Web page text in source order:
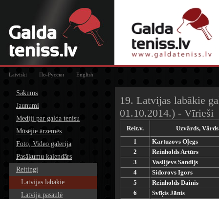
Latviski По-Русски English
Sākums
Jaunumi
Mediji par galda tenisu
Mūsējie ārzemēs
Foto, Video galerija
Pasākumu kalendārs
Reitingi
Latvijas labākie
Latvija pasaulē
19. Latvijas labākie
01.10.2014.) - Vīrieši
Reit.v.
Uzvārds, Vārds
1
Kartuzovs Oļegs
2
Reinholds Artūrs
3
Vasiļjevs Sandijs
4
Sidorovs Igors
5
Reinholds Dainis
6
Svīķis Jānis